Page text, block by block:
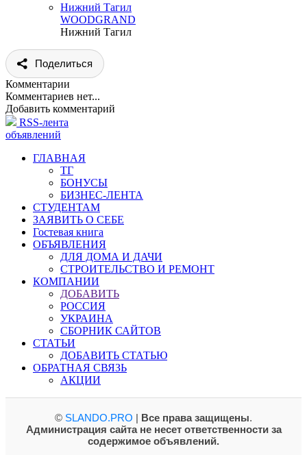
Нижний Тагил
WOODGRAND
Нижний Тагил
Поделиться
Комментарии
Комментариев нет...
Добавить комментарий
RSS-лента
объявлений
ГЛАВНАЯ
ТГ
БОНУСЫ
БИЗНЕС-ЛЕНТА
СТУДЕНТАМ
ЗАЯВИТЬ О СЕБЕ
Гостевая книга
ОБЪЯВЛЕНИЯ
ДЛЯ ДОМА И ДАЧИ
СТРОИТЕЛЬСТВО И РЕМОНТ
КОМПАНИИ
ДОБАВИТЬ
РОССИЯ
УКРАИНА
СБОРНИК САЙТОВ
СТАТЬИ
ДОБАВИТЬ СТАТЬЮ
ОБРАТНАЯ СВЯЗЬ
АКЦИИ
© SLANDO.PRO | Все права защищены.
Администрация сайта не несет ответственности за
содержимое объявлений.